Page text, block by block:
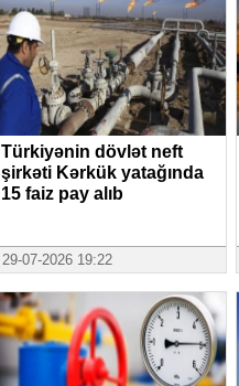
Türkiyənin dövlət neft
şirkəti Kərkük yatağında
15 faiz pay alıb
29-07-2026 19:22